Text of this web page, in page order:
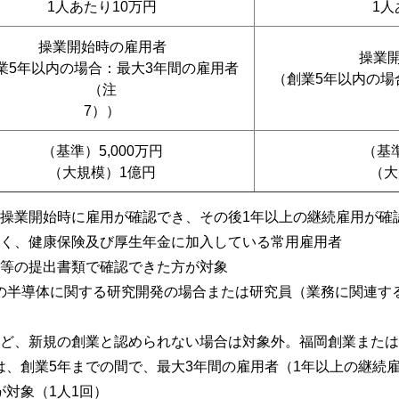
1人あたり10万円 1人
操業開始時の雇用者
5年以内の場合：最大3年間の雇用者
（注
7））
操業
（創業5年以内の
（基準）5,000万円
（大規模）1億円
（
（
業開始時に雇用が確認でき、その後1年以上の継続雇用が確
、健康保険及び厚生年金に加入している常用雇用者
の提出書類で確認できた方が対象
半導体に関する研究開発の場合または研究員（業務に関連す
、新規の創業と認められない場合は対象外。福岡創業また
創業5年までの間で、最大3年間の雇用者（1年以上の継続
象（1人1回）